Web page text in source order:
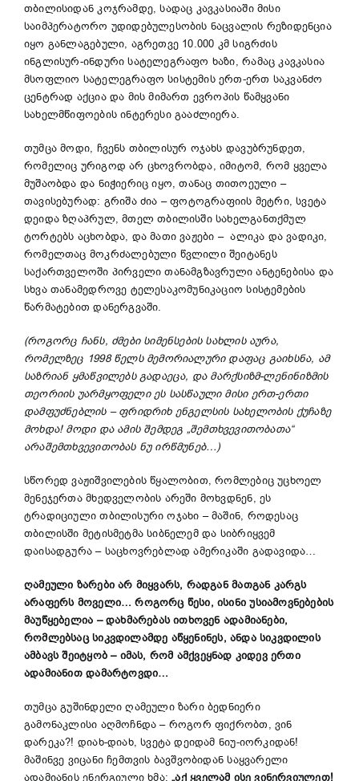
თბილისიდან კოჯრამდე, სადაც კავკასიაში მისი
საიმპერატორო უდიდებულესობის ნაცვალის რეზიდენცია
იყო განლაგებული, აგრეთვე 10.000 კმ სიგრძის
ინგლისურ-ინდური სატელეგრაფო ხაზი, რამაც კავკასია
მსოფლიო სატელეგრაფო სისტემის ერთ-ერთ საკვანძო
ცენტრად აქცია და მის მიმართ ევროპის წამყვანი
სახელმწიფოების ინტერესი გააძლიერა.
თუმცა მოდი, ჩვენს თბილისურ ოჯახს დავუბრუნდეთ,
რომელიც ურიგოდ არ ცხოვრობდა, იმიტომ, რომ ყველა
მუშაობდა და ნიჭიერიც იყო, თანაც თითოეული –
თავისებურად: გრიშა ძია – ფოტოგრაფიის მეტრი, სვეტა
დეიდა ზღაპრულ, მთელ თბილისში სახელგანთქმულ
ტორტებს აცხობდა, და მათი ვაჟები – ალიკა და ვადიკი,
რომელთაც მოკრძალებული წვლილი შეიტანეს
საქართველოში პირველი თანამგზავრული ანტენებისა და
სხვა თანამედროვე ტელესაკომუნიკაციო სისტემების
წარმატებით დანერგვაში.
(როგორც ჩანს, ძმები სიმენსების სახლის აურა,
რომელზეც 1998 წელს მემორიალური დაფაც გაიხსნა, ამ
საზრიან ყმაწვილებს გადაეცა, და მარქსიზმ-ლენინიზმის
თეორიის უარმყოფელი ეს სასწაული მისი ერთ-ერთი
დამფუძნებლის – ფრიდრიხ ენგელსის სახელობის ქუჩაზე
მოხდა! მოდი და ამის შემდეგ „შემთხვევითობათა“
არაშემთხვევითობას ნუ ირწმუნებ…)
სწორედ ვაჟიშვილების წყალობით, რომლებიც უცხოელ
მენეჯერთა მხედველობის არეში მოხვდნენ, ეს
ტრადიციული თბილისური ოჯახი – მაშინ, როდესაც
თბილისში მეტისმეტმა სიბნელემ და სიბრიყვემ
დაისადგურა – საცხოვრებლად ამერიკაში გადავიდა…
ღამეული ზარები არ მიყვარს, რადგან მათგან კარგს
არაფერს მოველი… როგორც წესი, ისინი უსიამოვნებების
მაუწყებელია – დახმარებას ითხოვენ ადამიანები,
რომლებსაც სიკვდილამდე აწყენინეს, ანდა სიკვდილის
ამბავს შეიტყობ– იმას, რომ ამქვეყნად კიდევ ერთი
ადამიანით დამარტოვდი…
თუმცა გუშინდელი ღამეული ზარი ბედნიერი
გამონაკლისი აღმოჩნდა – როგორ ფიქრობთ, ვინ
დარეკა?! დიახ-დიახ, სვეტა დეიდამ ნიუ-იორკიდან!
მაშინვე ვიცანი ჩემთვის ბავშვობიდან საყვარელი
ადამიანის ენერგიული ხმა:„აქ ყველამ ისე ვინერვიულეთ!